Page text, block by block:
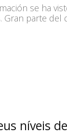
se ha
parte
níveis